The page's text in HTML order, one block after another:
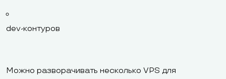
dev-контуров
Можно разворачивать несколько VPS для